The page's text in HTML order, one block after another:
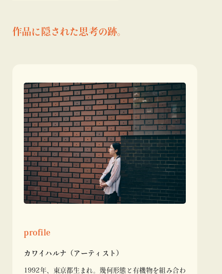
作品に隠された思考の跡。
profile
カワイハルナ（アーティスト）
1992年、東京都生まれ。幾何形態と有機物を組み合わ